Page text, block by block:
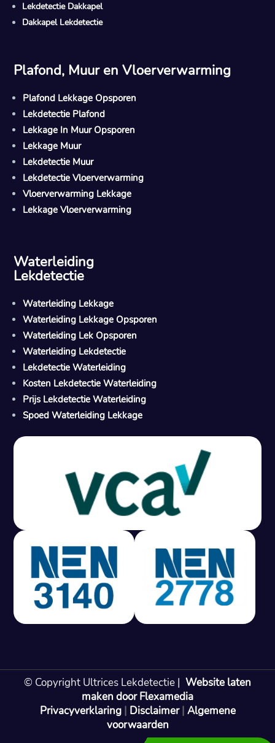
M
Gratis offerte in 24 uur
Geen lekkage? Geen betaling.
Vast tarief van € 395,- exc btw.
Rapport binnen 3 werkdagen.
100% RIsicovrij.
Vaak vergoed door verzekeraar.
Gratis offerte in 24 uur
Bel: 085 080 55 42
Lekdetectie Dakkapel
Dakkapel Lekdetectie
Plafond, Muur en Vloerverwarming
Plafond Lekkage Opsporen
Lekdetectie Plafond
Lekkage In Muur Opsporen
Lekkage Muur
Lekdetectie Muur
Lekdetectie Vloerverwarming
Vloerverwarming Lekkage
Lekkage Vloerverwarming
Waterleiding
Lekdetectie
Waterleiding Lekkage
Waterleiding Lekkage Opsporen
Waterleiding Lek Opsporen
Waterleiding Lekdetectie
Lekdetectie Waterleiding
Kosten Lekdetectie Waterleiding
Prijs Lekdetectie Waterleiding
Spoed Waterleiding Lekkage
© Copyright Ultrices Lekdetectie | Website laten
maken door Flexamedia
Privacyverklaring| Disclaimer| Algemene
voorwaarden